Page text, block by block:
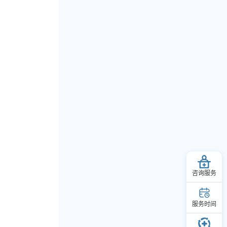
咨询服务
服务时间